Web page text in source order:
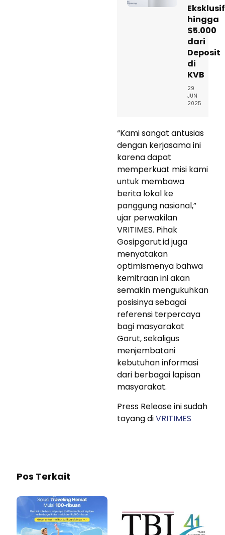
Eksklusif
hingga
$5.000
dari
Deposit
di
KVB
29
JUN
2025
“Kami sangat antusias
dengan kerjasama ini
karena dapat
memperkuat misi kami
untuk membawa
berita lokal ke
panggung nasional,”
ujar perwakilan
VRITIMES. Pihak
Gosipgarut.id juga
menyatakan
optimismenya bahwa
kemitraan ini akan
semakin mengukuhkan
posisinya sebagai
referensi terpercaya
bagi masyarakat
Garut, sekaligus
menjembatani
kebutuhan informasi
dari berbagai lapisan
masyarakat.
Press Release ini sudah
tayang diVRITIMES
Pos Terkait